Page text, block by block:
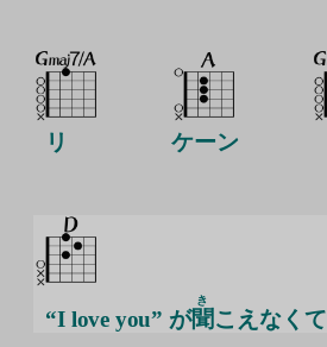
リ ケーン
“I love you” が聞
き
こえなくて